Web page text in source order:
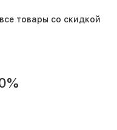
товары со скидкой